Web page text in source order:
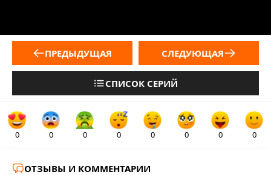
ПРЕДЫДУЩАЯ
СПИСОК СЕРИЙ
СЛЕДУЮЩАЯ
0 0 0 0 0 0 0 0
ОТЗЫВЫ И КОММЕНТАРИИ